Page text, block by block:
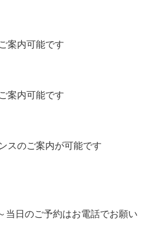
案内可能です
案内可能です
スのご案内が可能です
当日のご予約はお電話でお願い